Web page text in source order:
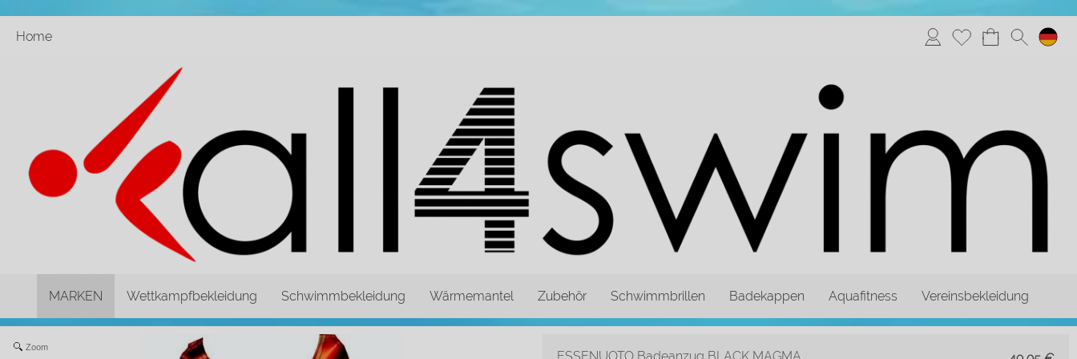
Home
MARKEN Wettkampfbekleidung Schwimmbekleidung Wärmemantel Zubehör Schwimmbrillen Badekappen Aquafitness Vereinsbekleidung
Zoom
ESSENUOTO Badeanzug BLACK MAGMA